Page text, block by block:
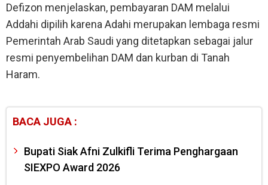
Defizon menjelaskan, pembayaran DAM melalui
Addahi dipilih karena Adahi merupakan lembaga resmi
Pemerintah Arab Saudi yang ditetapkan sebagai jalur
resmi penyembelihan DAM dan kurban di Tanah
Haram.
BACA JUGA :
Bupati Siak Afni Zulkifli Terima Penghargaan
SIEXPO Award 2026